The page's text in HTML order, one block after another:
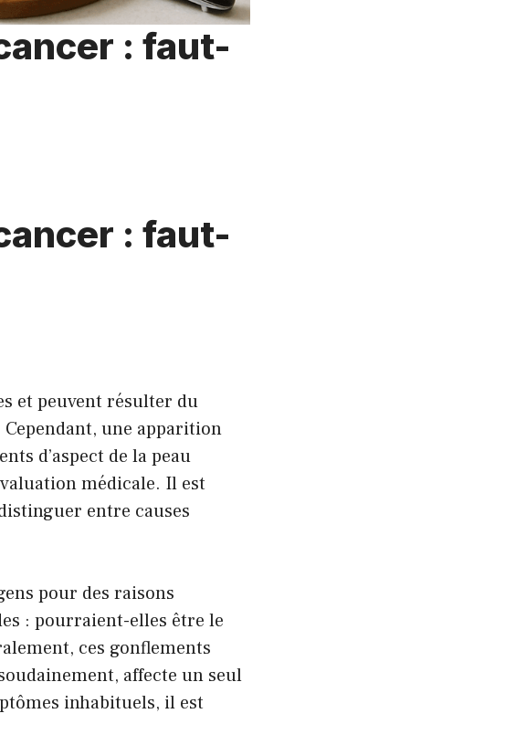
: faut-
: faut-
et peuvent résulter du
une apparition
d’aspect de la peau
médicale. Il est
entre causes
pour des raisons
: pourraient-elles être le
ces gonflements
affecte un seul
inhabituels, il est